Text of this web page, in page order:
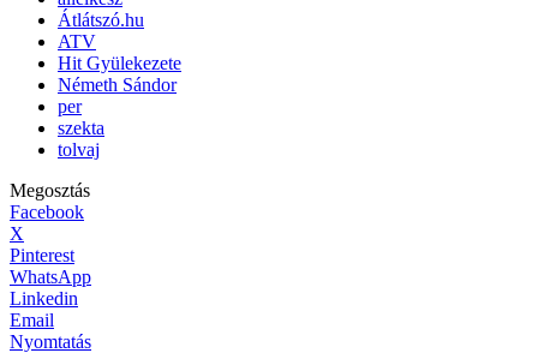
Átlátszó.hu
ATV
Hit Gyülekezete
Németh Sándor
per
szekta
tolvaj
Megosztás
Facebook
X
Pinterest
WhatsApp
Linkedin
Email
Nyomtatás